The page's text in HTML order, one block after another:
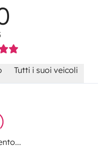
Tutti i suoi veicoli